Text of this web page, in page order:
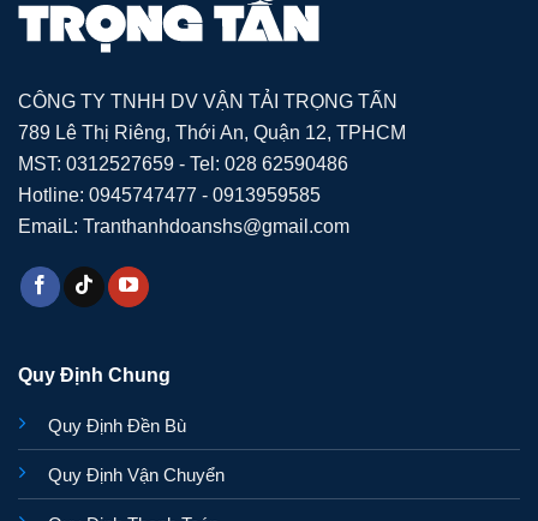
CÔNG TY TNHH DV VẬN TẢI TRỌNG TẤN
789 Lê Thị Riêng, Thới An, Quận 12, TPHCM
MST: 0312527659 - Tel: 028 62590486
Hotline: 0945747477 - 0913959585
EmaiL: Tranthanhdoanshs@gmail.com
Quy Định Chung
Quy Định Đền Bù
Quy Định Vận Chuyển